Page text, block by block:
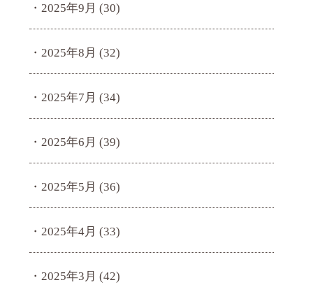
2025年9月 (30)
2025年8月 (32)
2025年7月 (34)
2025年6月 (39)
2025年5月 (36)
2025年4月 (33)
2025年3月 (42)